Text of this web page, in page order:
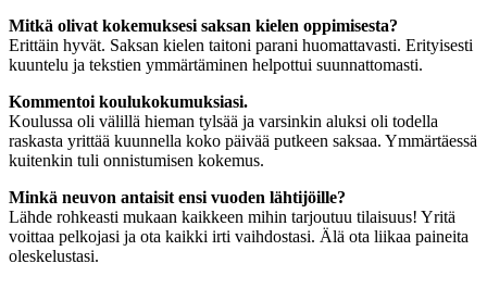
Mitkä olivat kokemuksesi saksan kielen oppimisesta?
Erittäin hyvät. Saksan kielen taitoni parani huomattavasti. Erityisesti
kuuntelu ja tekstien ymmärtäminen helpottui suunnattomasti.
Kommentoi koulukokumuksiasi.
Koulussa oli välillä hieman tylsää ja varsinkin aluksi oli todella
raskasta yrittää kuunnella koko päivää putkeen saksaa. Ymmärtäessä
kuitenkin tuli onnistumisen kokemus.
Minkä neuvon antaisit ensi vuoden lähtijöille?
Lähde rohkeasti mukaan kaikkeen mihin tarjoutuu tilaisuus! Yritä
voittaa pelkojasi ja ota kaikki irti vaihdostasi. Älä ota liikaa paineita
oleskelustasi.